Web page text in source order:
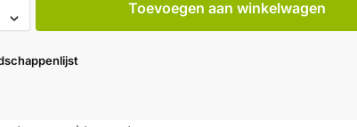
Toevoegen aan winkelwagen